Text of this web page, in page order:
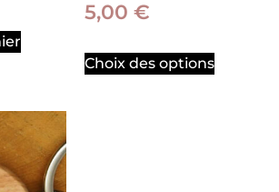
5,00 €
Choix des options